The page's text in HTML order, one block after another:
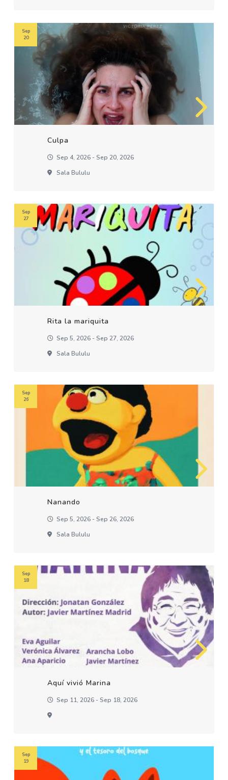
Culpa
Sep 4, 2026 - Sep 20, 2026
Sala Bululu
Sep
20
Rita la mariquita
Sep 5, 2026 - Sep 27, 2026
Sala Bululu
Sep
27
Nanando
Sep 5, 2026 - Sep 26, 2026
Sala Bululu
Sep
26
Aquí vivió Marina
Sep 11, 2026 - Sep 18, 2026
Sep
18
Sep
19